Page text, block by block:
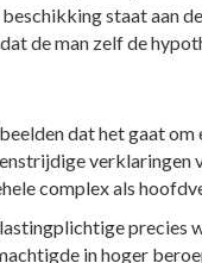
staat aan
de man zelf de
dat het gaat
complex als
precies
in hoger